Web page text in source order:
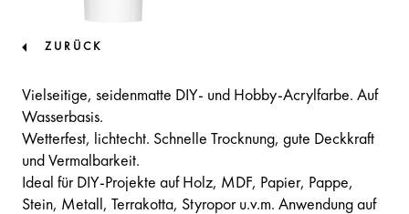
ZURÜCK
Vielseitige, seidenmatte DIY- und Hobby-Acrylfarbe. Auf
Wasserbasis.
Wetterfest, lichtecht. Schnelle Trocknung, gute Deckkraft
und Vermalbarkeit.
Ideal für DIY-Projekte auf Holz, MDF, Papier, Pappe,
Stein, Metall, Terrakotta, Styropor u.v.m. Anwendung auf